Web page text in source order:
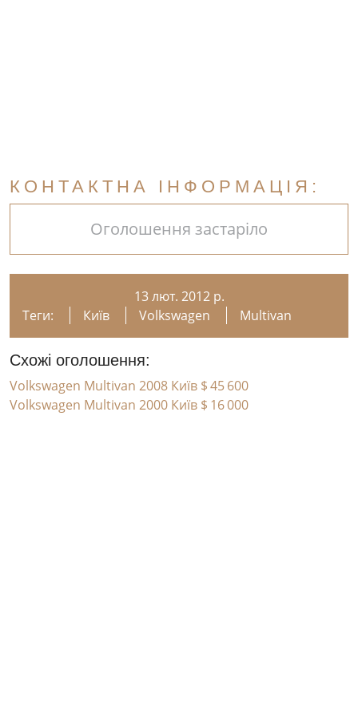
КОНТАКТНА ІНФОРМАЦІЯ:
Оголошення застаріло
13 лют. 2012 р.
Теги:
Київ Volkswagen Multivan
Схожі оголошення:
Volkswagen Multivan 2008 Київ $ 45 600
Volkswagen Multivan 2000 Київ $ 16 000